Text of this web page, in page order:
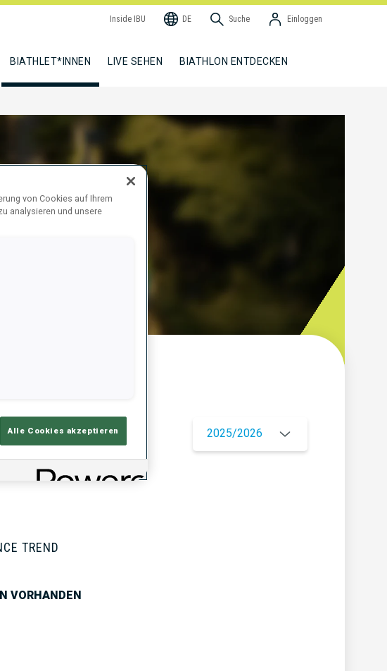
Inside IBU DE Suche Einloggen
BIATHLET*INNEN LIVE SEHEN BIATHLON ENTDECKEN
2025/2026
TREND
VORHANDEN
von Cookies auf Ihrem
analysieren und unsere
Alle Cookies akzeptieren